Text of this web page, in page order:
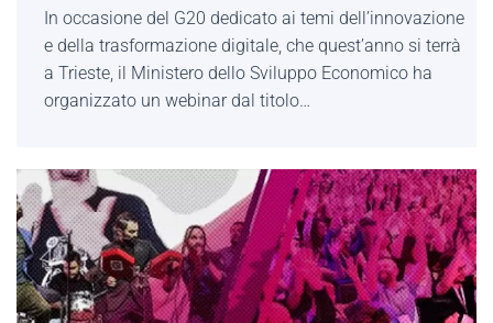
In occasione del G20 dedicato ai temi dell’innovazione
e della trasformazione digitale, che quest’anno si terrà
a Trieste, il Ministero dello Sviluppo Economico ha
organizzato un webinar dal titolo…